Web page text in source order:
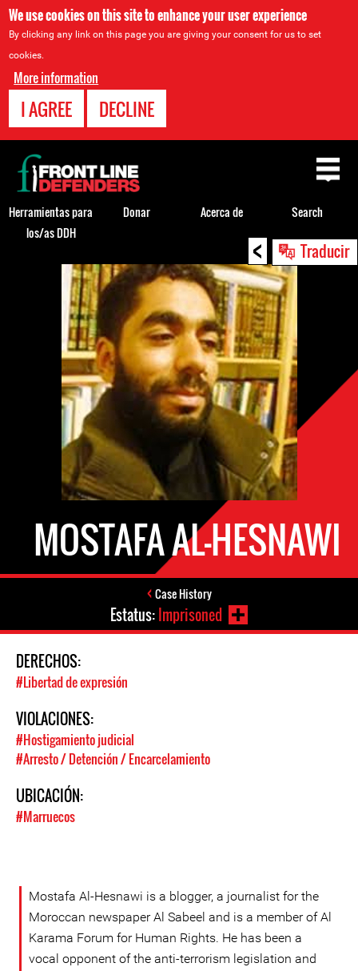
We use cookies on this site to enhance your user experience
By clicking any link on this page you are giving your consent for us to set
cookies.
More information
I AGREE DECLINE
< Traducir
Back
MOSTAFA AL-HESNAWI
Case History
Estatus:Imprisoned
DERECHOS:
#Libertad de expresión
VIOLACIONES:
#Hostigamiento judicial
#Arresto / Detención / Encarcelamiento
UBICACIÓN:
#Marruecos
Mostafa Al-Hesnawi is a blogger, a journalist for the
Moroccan newspaper Al Sabeel and is a member of Al
Karama Forum for Human Rights. He has been a
vocal opponent of the anti-terrorism legislation and
Back
to
top
Herramientas para
los/as DDH
Donar Acerca de Search